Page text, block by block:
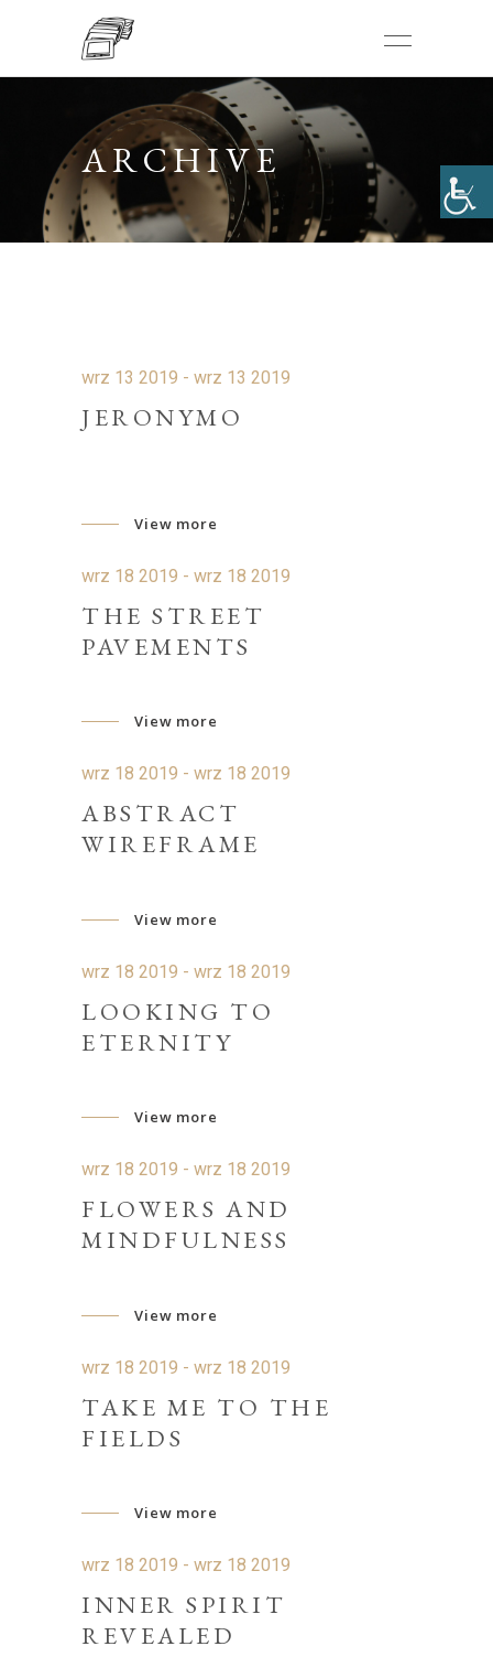
ARCHIVE
wrz 13 2019 - wrz 13 2019
JERONYMO
View more
wrz 18 2019 - wrz 18 2019
THE STREET
PAVEMENTS
View more
wrz 18 2019 - wrz 18 2019
ABSTRACT
WIREFRAME
View more
wrz 18 2019 - wrz 18 2019
LOOKING TO
ETERNITY
View more
wrz 18 2019 - wrz 18 2019
FLOWERS AND
MINDFULNESS
View more
wrz 18 2019 - wrz 18 2019
TAKE ME TO THE
FIELDS
View more
wrz 18 2019 - wrz 18 2019
INNER SPIRIT
REVEALED